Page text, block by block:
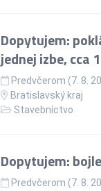
Dopytujem:
jednej izbe, cca
Predvčerom (7. 8.
Bratislavský kraj
Stavebníctvo
Dopytujem:
Predvčerom (7. 8.